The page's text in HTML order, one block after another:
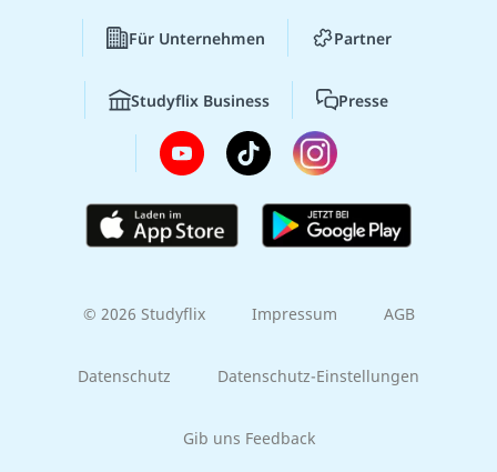
Für Unternehmen Partner
Studyflix Business Presse
© 2026 Studyflix Impressum AGB
Datenschutz Datenschutz-Einstellungen
Gib uns Feedback